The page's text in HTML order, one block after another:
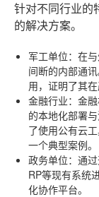
针对不同行业的
的解决方案。
军工单位：在
间断的内部通
用，证明了其
金融行业：金
的本地化部署
了使用公有云
一个典型案例。
政务单位：通
RP等现有系统
化协作平台。